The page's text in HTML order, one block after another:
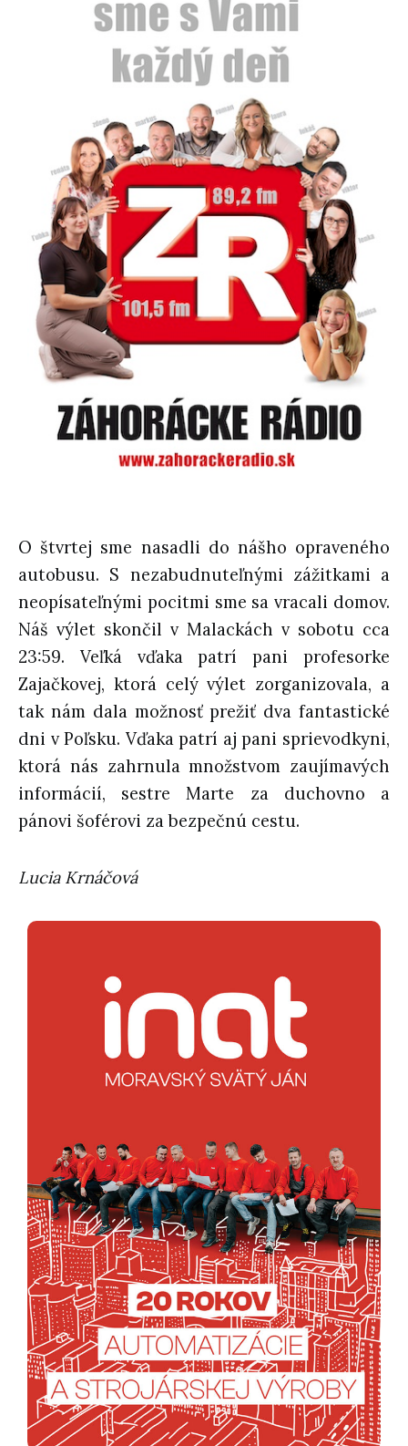
O štvrtej sme nasadli do nášho opraveného
autobusu. S nezabudnuteľnými zážitkami a
neopísateľnými pocitmi sme sa vracali domov.
Náš výlet skončil v Malackách v sobotu cca
23:59. Veľká vďaka patrí pani profesorke
Zajačkovej, ktorá celý výlet zorganizovala, a
tak nám dala možnosť prežiť dva fantastické
dni v Poľsku. Vďaka patrí aj pani sprievodkyni,
ktorá nás zahrnula množstvom zaujímavých
informácií, sestre Marte za duchovno a
pánovi šoférovi za bezpečnú cestu.
Lucia Krnáčová